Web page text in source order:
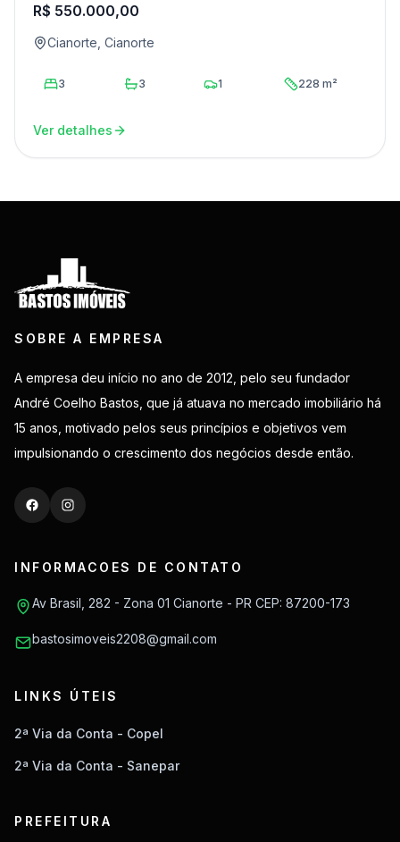
R$ 550.000,00
Cianorte, Cianorte
3 3 1 228 m²
Ver detalhes
SOBRE A EMPRESA
A empresa deu início no ano de 2012, pelo seu fundador
André Coelho Bastos, que já atuava no mercado imobiliário há
15 anos, motivado pelos seus princípios e objetivos vem
impulsionando o crescimento dos negócios desde então.
INFORMACOES DE CONTATO
Av Brasil, 282 - Zona 01 Cianorte - PR CEP: 87200-173
bastosimoveis2208@gmail.com
LINKS ÚTEIS
2ª Via da Conta - Copel
2ª Via da Conta - Sanepar
PREFEITURA